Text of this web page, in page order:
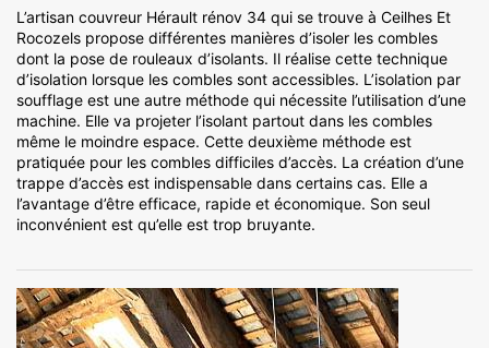
L’artisan couvreur Hérault rénov 34 qui se trouve à Ceilhes Et
Rocozels propose différentes manières d’isoler les combles
dont la pose de rouleaux d’isolants. Il réalise cette technique
d’isolation lorsque les combles sont accessibles. L’isolation par
soufflage est une autre méthode qui nécessite l’utilisation d’une
machine. Elle va projeter l’isolant partout dans les combles
même le moindre espace. Cette deuxième méthode est
pratiquée pour les combles difficiles d’accès. La création d’une
trappe d’accès est indispensable dans certains cas. Elle a
l’avantage d’être efficace, rapide et économique. Son seul
inconvénient est qu’elle est trop bruyante.